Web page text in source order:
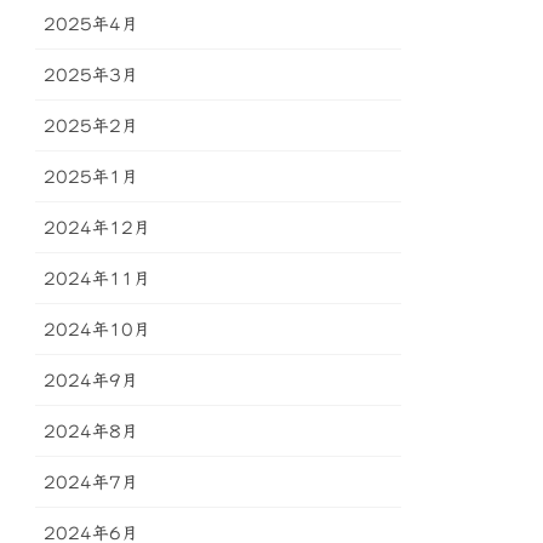
2025年4月
2025年3月
2025年2月
2025年1月
2024年12月
2024年11月
2024年10月
2024年9月
2024年8月
2024年7月
2024年6月